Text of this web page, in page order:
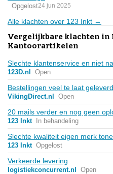
Opgelost24 jun 2025
Alle klachten over 123 Inkt →
Vergelijkbare klachten in
Kantoorartikelen
Slechte klantenservice en niet
123D.nl Open
Bestellingen veel te laat geleverd
VikingDirect.nl Open
20 mails verder en nog geen
123 Inkt In behandeling
Slechte kwaliteit eigen merk
123 Inkt Opgelost
Verkeerde levering
logistiekconcurrent.nl Open